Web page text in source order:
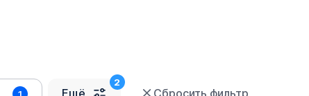
Ещё Сбросить фильтр